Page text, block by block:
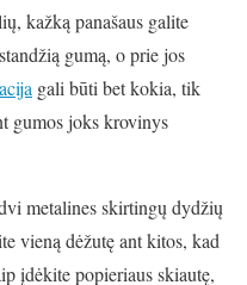
kažką panašaus galite
gumą, o prie jos
gali būti bet kokia, tik
gumos joks krovinys
metalines skirtingų dydžių
vieną dėžutę ant kitos, kad
įdėkite popieriaus skiautę,